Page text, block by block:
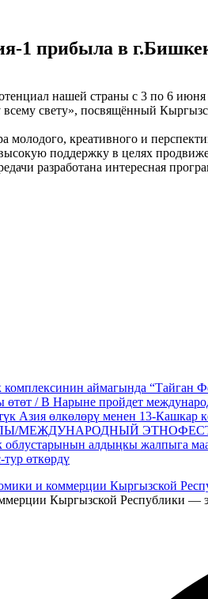
1 прибыла в
нашей страны с 3 по 6
свету», посвящённый
молодого, креативного и
поддержку в целях
разработана интересная
аймагында “Тайган
/ В Нарыне пройдет
Азия өлкөлөрү менен 13-Кашкар
МЕЖДУНАРОДНЫЙ
облустарынын алдыңкы жалпыга
өткөрдү
Кыргызской Республики —